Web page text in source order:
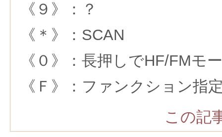
《９》：？
《＊》：SCAN
《０》：長押しでHF/FMモ
《Ｆ》：ファンクション指
この記